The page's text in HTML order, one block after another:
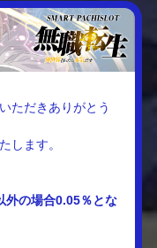
ただきありがとう
します。
外の場合0.05％とな